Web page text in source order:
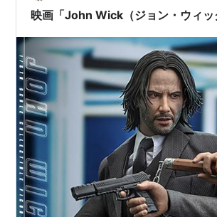
た いざ、…
映画「John Wick（ジョン・ウィッ